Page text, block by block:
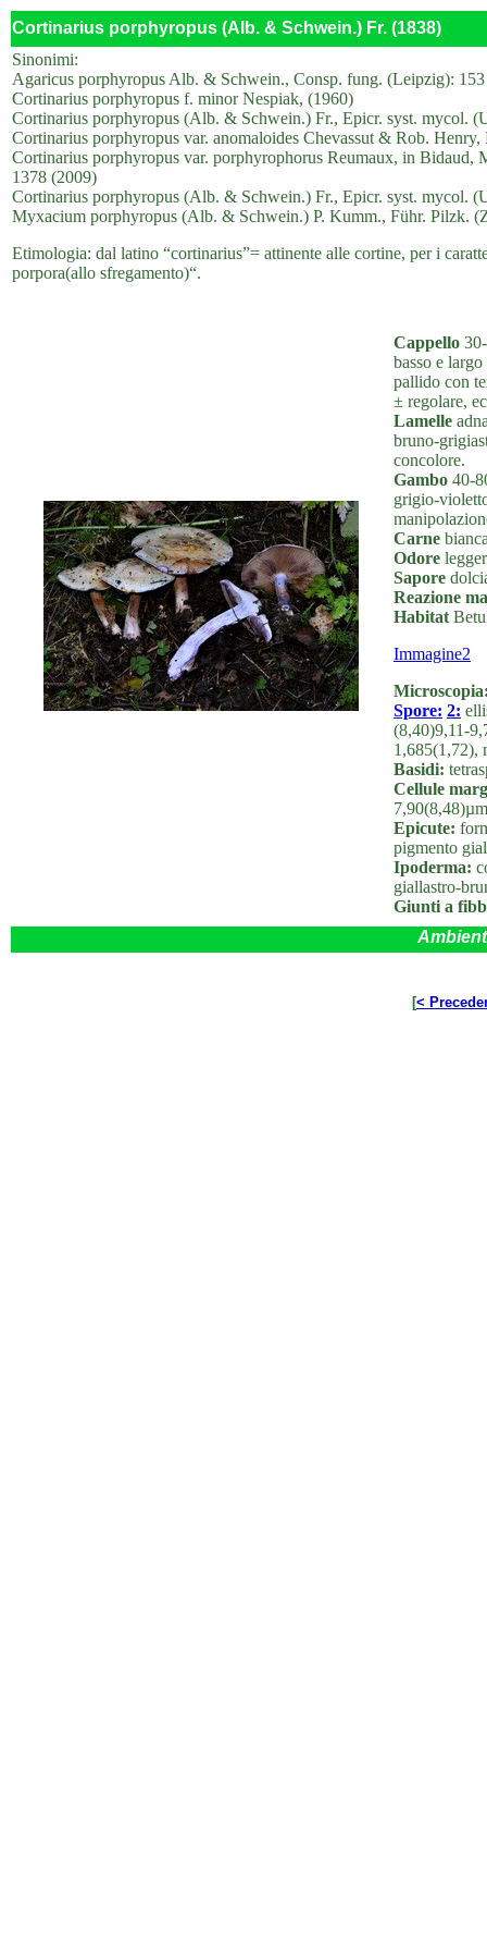
Cortinarius porphyropus (Alb. & Schwein.) Fr. (1838)
Sinonimi:
Agaricus porphyropus Alb. & Schwein., Consp. fung. (Leipzig):
Cortinarius porphyropus f. minor Nespiak, (1960)
Cortinarius porphyropus (Alb. & Schwein.) Fr., Epicr. syst. mycol.
Cortinarius porphyropus var. anomaloides Chevassut & Rob.
Cortinarius porphyropus var. porphyrophorus Reumaux, in
1378 (2009)
Cortinarius porphyropus (Alb. & Schwein.) Fr., Epicr. syst. mycol.
Myxacium porphyropus (Alb. & Schwein.) P. Kumm., Führ. Pilzk.
Etimologia: dal latino “cortinarius”= attinente alle cortine, per i
porpora(allo sfregamento)“.
Cappello
basso e
pallido con
± regolare,
Lamelle
bruno-
concolore.
Gambo 40-
grigio-
Carne
Odore
Sapore
Reazione
Habitat
Immagine2
Spore: 2:
(8,40)9,11-
1,685(1,72),
Basidi:
Cellule
Epicute:
pigmento
Ipoderma:
giallastro-
Giunti a
[<